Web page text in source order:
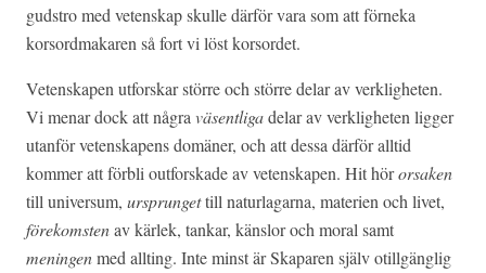
gudstro med vetenskap skulle därför vara som att förneka
korsordmakaren så fort vi löst korsordet.
Vetenskapen utforskar större och större delar av verkligheten.
Vi menar dock att några väsentligadelar av verkligheten ligger
utanför vetenskapens domäner, och att dessa därför alltid
kommer att förbli outforskade av vetenskapen. Hit hörorsaken
till universum, ursprungettill naturlagarna, materien och livet,
förekomstenav kärlek, tankar, känslor och moral samt
meningenmed allting. Inte minst är Skaparen själv otillgänglig